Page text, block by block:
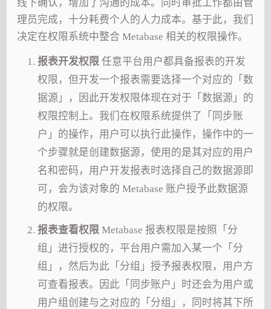
线下确认，增加了沟通的成本。同时审批工作都由管
理员完成，十分耗费个人的人力成本。基于此，我们
决定在权限系统中整合 Metabase 相关的权限操作。
报表开发权限任意平台用户都具备报表的开发
权限，但开发一个报表需要选择一个对应的「数
据源」，因此开发权限体现在对于「数据源」的
权限控制上。我们在权限系统提供了「同步账
户」的操作，用户可以执行此操作，操作中的一
个步骤就是创建数据源，使用的是其对应的用户
名和密码，用户开发报表时选择自己的数据源即
可，会为该对象的 Metabase 账户授予此数据源
的权限。
报表查看权限Metabase 报表权限是按照「分
组」进行授权的，平台用户需加入某一个「分
组」，然后为此「分组」授予报表权限，用户方
可查看报表。因此「同步账户」时还会为用户或
用户组创建与之对应的「分组」，同时将其下所